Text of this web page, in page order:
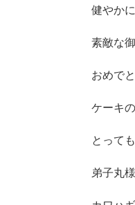
健やか
素敵な
おめで
ケーキ
とって
弟子丸